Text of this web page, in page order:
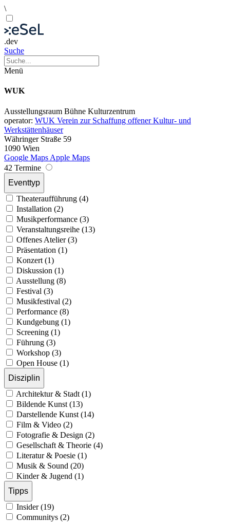
\
.dev
Suche
Menü
WUK
Ausstellungsraum Bühne Kulturzentrum
operator: WUK Verein zur Schaffung offener Kultur- und
Werkstättenhäuser
Währinger Straße 59
1090 Wien
Google Maps Apple Maps
42 Termine
Eventtyp
Theateraufführung (4)
Installation (2)
Musikperformance (3)
Veranstaltungsreihe (13)
Offenes Atelier (3)
Präsentation (1)
Konzert (1)
Diskussion (1)
Ausstellung (8)
Festival (3)
Musikfestival (2)
Performance (8)
Kundgebung (1)
Screening (1)
Führung (3)
Workshop (3)
Open House (1)
Disziplin
Architektur & Stadt (1)
Bildende Kunst (13)
Darstellende Kunst (14)
Film & Video (2)
Fotografie & Design (2)
Gesellschaft & Theorie (4)
Literatur & Poesie (1)
Musik & Sound (20)
Kinder & Jugend (1)
Tipps
Insider (19)
Communitys (2)